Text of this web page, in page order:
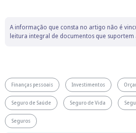
A informação que consta no artigo não é
leitura integral de documentos que suportem
Finanças pessoais Investimentos
Seguro de Saúde Seguro de Vida
Seguros